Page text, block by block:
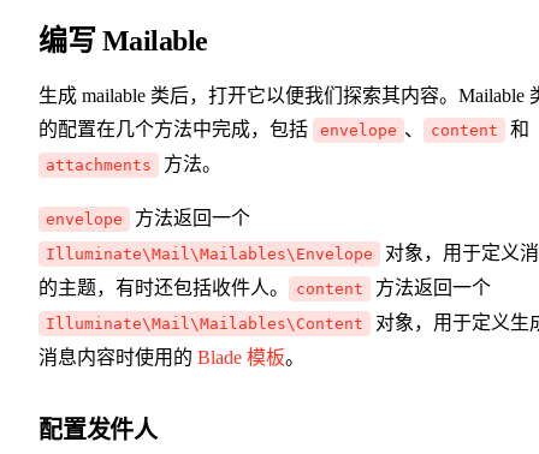
编写 Mailable
生成 mailable 类后，打开它以便我们探索其内容。Mailable
的配置在几个方法中完成，包括
envelope 、 content 和
attachments 方法。
envelope 方法返回一个
Illuminate\Mail\Mailables\Envelope
对象，用于定义
的主题，有时还包括收件人。
content 方法返回一个
Illuminate\Mail\Mailables\Content
对象，用于定义生
消息内容时使用的 Blade 模板。
配置发件人